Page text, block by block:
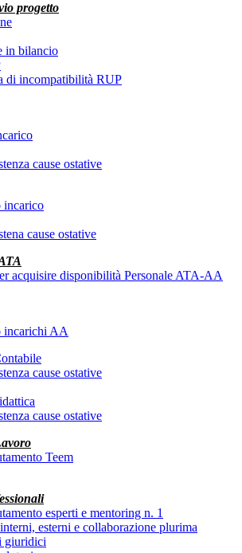
progetto
in bilancio
di incompatibilità RUP
cause ostative
incarico
cause ostative
acquisire disponibilità Personale ATA-AA
incarichi AA
cause ostative
cause ostative
Teem
esperti e mentoring n. 1
esterni e collaborazione plurima
giuridici